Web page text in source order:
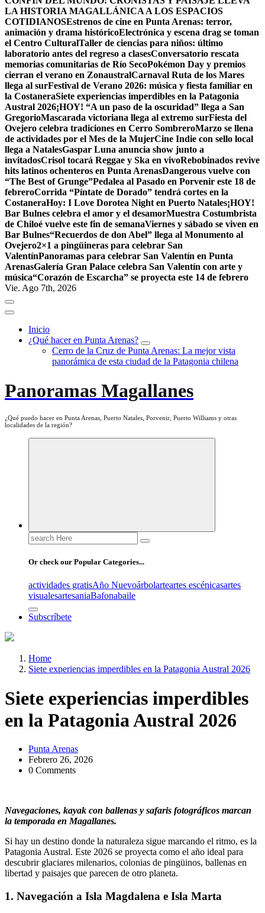
LA HISTORIA MAGALLÁNICA A LOS ESPACIOS
COTIDIANOSEstrenos de cine en Punta Arenas: terror,
animación y drama históricoElectrónica y escena drag se toman
el Centro CulturalTaller de ciencias para niños: último
laboratorio antes del regreso a clasesConversatorio rescata
memorias comunitarias de Río SecoPokémon Day y premios
cierran el verano en ZonaustralCarnaval Ruta de los Mares
llega al surFestival de Verano 2026: música y fiesta familiar en
la CostaneraSiete experiencias imperdibles en la Patagonia
Austral 2026¡HOY! “A un paso de la oscuridad” llega a San
GregorioMascarada victoriana llega al extremo surFiesta del
Ovejero celebra tradiciones en Cerro SombreroMarzo se llena
de actividades por el Mes de la MujerCine Indie con sello local
llega a NatalesGaspar Luna anuncia show junto a
invitadosCrisol tocará Reggae y Ska en vivoRebobinados revive
hits latinos ochenteros en Punta ArenasDangerous vuelve con
“The Best of Grunge”Pedalea al Pasado en Porvenir este 18 de
febreroCorrida “Píntate de Dorado” tendrá cortes en la
CostaneraHoy: I Love Dorotea Night en Puerto Natales¡HOY!
Bar Bulnes celebra el amor y el desamorMuestra Costumbrista
de Chiloé vuelve este fin de semanaViernes y sábado se viven en
Bar Bulnes“Recuerdos de don Abel” llega al Monumento al
Ovejero2×1 a pingüineras para celebrar San
ValentínPanoramas para celebrar San Valentín en Punta
ArenasGalería Gran Palace celebra San Valentín con arte y
música“Corazón de Escarcha” se proyecta este 14 de febrero
Vie. Ago 7th, 2026
Inicio
¿Qué hacer en Punta Arenas?
Cerro de la Cruz de Punta Arenas: La mejor vista
panorámica de esta ciudad de la Patagonia chilena
Panoramas Magallanes
¿Qué puedo hacer en Punta Arenas, Puerto Natales, Porvenir, Puerto Williams y otras
localidades de la región?
Search
for:
Or check our Popular Categories...
actividades gratisAño Nuevoárbolarteartes escénicasartes
visualesartesaniaBafonabaile
Subscríbete
Home
Siete experiencias imperdibles en la Patagonia Austral 2026
Siete experiencias imperdibles
en la Patagonia Austral 2026
Punta Arenas
Febrero 26, 2026
0 Comments
Navegaciones, kayak con ballenas y safaris fotográficos marcan
la temporada en Magallanes.
Si hay un destino donde la naturaleza sigue marcando el ritmo, es la
Patagonia Austral. Este 2026 se proyecta como el año ideal para
descubrir glaciares milenarios, colonias de pingüinos, ballenas en
libertad y paisajes que parecen de otro planeta.
1. Navegación a Isla Magdalena e Isla Marta